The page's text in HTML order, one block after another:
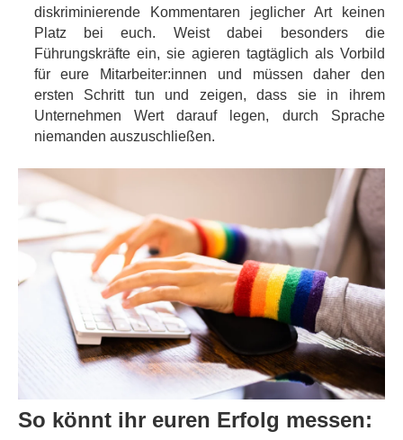
diskriminierende Kommentaren jeglicher Art keinen
Platz bei euch. Weist dabei besonders die
Führungskräfte ein, sie agieren tagtäglich als Vorbild
für eure Mitarbeiter:innen und müssen daher den
ersten Schritt tun und zeigen, dass sie in ihrem
Unternehmen Wert darauf legen, durch Sprache
niemanden auszuschließen.
So könnt ihr euren Erfolg messen: